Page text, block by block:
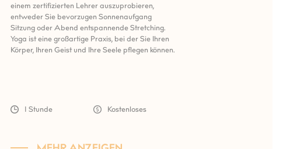
einem zertifizierten Lehrer auszuprobieren,
entweder Sie bevorzugen Sonnenaufgang
Sitzung oder Abend entspannende Stretching.
Yoga ist eine großartige Praxis, bei der Sie Ihren
Körper, Ihren Geist und Ihre Seele pflegen können.
1 Stunde Kostenloses